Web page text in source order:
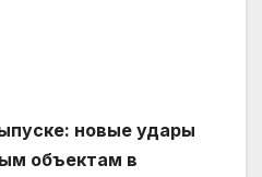
новые удары
объектам в